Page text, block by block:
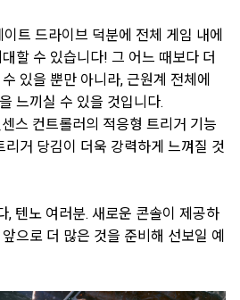
트 드라이브 덕분에 전체 게임 내에
할 수 있습니다! 그 어느 때보다 더
있을 뿐만 아니라, 근원계 전체에
느끼실 수 있을 것입니다.
스 컨트롤러의 적응형 트리거 기능
거 당김이 더욱 강력하게 느껴질 것
, 텐노 여러분. 새로운 콘솔이 제공하
으로 더 많은 것을 준비해 선보일 예